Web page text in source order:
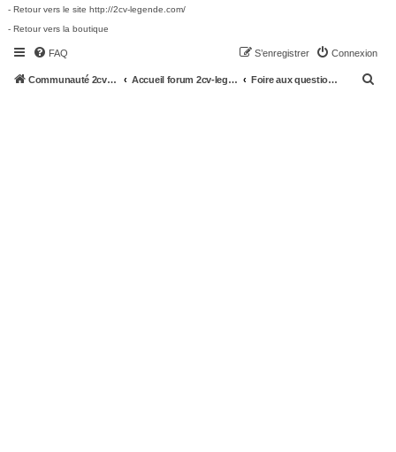
- Retour vers le site http://2cv-legende.com/
- Retour vers la boutique
FAQ Connexion
S’enregistrer
Communauté 2cv-legende.com Accueil forum 2cv-legende.com Foire aux questions (Questions posées fréquemment)